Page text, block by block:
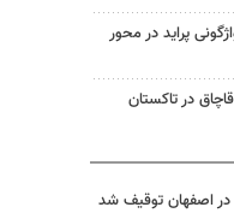
پی واژگونی پراید در محور